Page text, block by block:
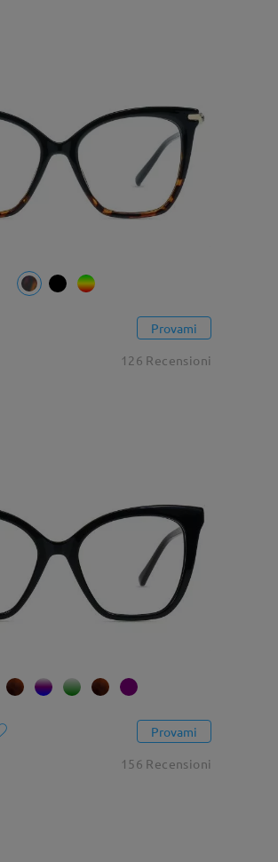
Provami
126 Recensioni
Provami
156 Recensioni